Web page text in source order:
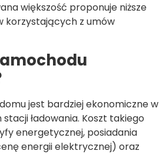
większość proponuje niższe
korzystających z umów
jest bardziej ekonomiczne w
ładowania. Koszt takiego
energetycznej, posiadania
energii elektrycznej) oraz